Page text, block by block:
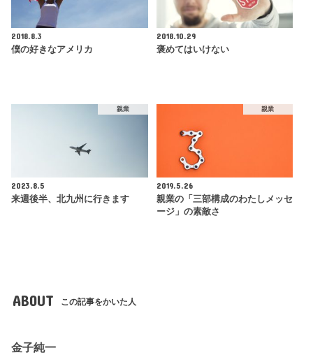
2018.8.3
僕の好きなアメリカ
2018.10.29
褒めてはいけない
親業
2023.8.5
来週後半、北九州に行きます
親業
2019.5.26
親業の「三部構成のわたしメッセ
ージ」の素敵さ
ABOUT この記事をかいた人
金子純一